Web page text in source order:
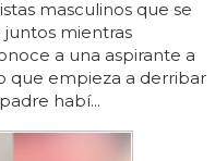
masculinos que se
mientras
a una aspirante a
que empieza a derribar
habí...